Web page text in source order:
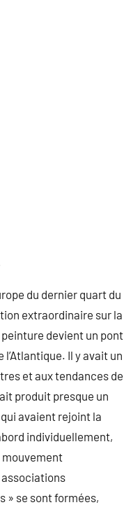
du dernier quart du
extraordinaire sur la
devient un pont
Il y avait un
et aux tendances de
produit presque un
avaient rejoint la
individuellement,
mouvement
» se sont formées,